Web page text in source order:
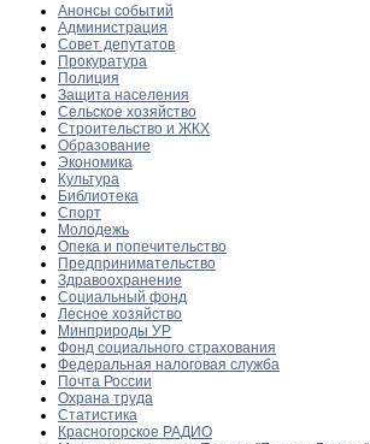
Анонсы событий
Администрация
Совет депутатов
Прокуратура
Полиция
Защита населения
Сельское хозяйство
Строительство и ЖКХ
Образование
Экономика
Культура
Библиотека
Спорт
Молодежь
Опека и попечительство
Предпринимательство
Здравоохранение
Социальный фонд
Лесное хозяйство
Минприроды УР
Фонд социального страхования
Федеральная налоговая служба
Почта России
Охрана труда
Статистика
Красногорское РАДИО